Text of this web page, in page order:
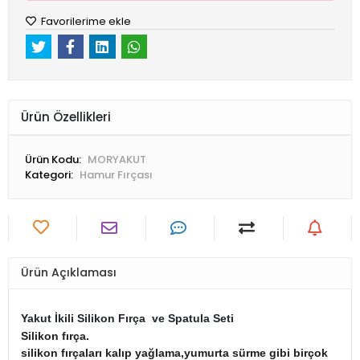
Favorilerime ekle
Ürün Özellikleri
Ürün Kodu: MORYAKUT
Kategori: Hamur Fırçası
Ürün Açıklaması
Yakut İkili Silikon Fırça ve Spatula Seti
Silikon fırça.
silikon fırçaları kalıp yağlama,yumurta sürme gibi birçok